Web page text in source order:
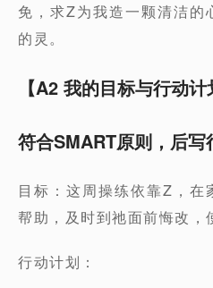
免，求Z为我造一颗清洁的
的灵。
【A2 我的目标与行动
符合SMART原则，后写
目标：这周操练依靠Z，在
帮助，及时到祂面前悔改，
行动计划：